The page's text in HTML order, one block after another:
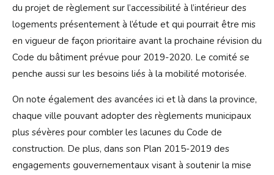
du projet de règlement sur l’accessibilité à l’intérieur des
logements présentement à l’étude et qui pourrait être mis
en vigueur de façon prioritaire avant la prochaine révision du
Code du bâtiment prévue pour 2019-2020. Le comité se
penche aussi sur les besoins liés à la mobilité motorisée.
On note également des avancées ici et là dans la province,
chaque ville pouvant adopter des règlements municipaux
plus sévères pour combler les lacunes du Code de
construction. De plus, dans son Plan 2015-2019 des
engagements gouvernementaux visant à soutenir la mise